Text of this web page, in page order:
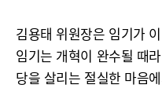
김용태 위원장은 임기가
임기는 개혁이 완수될 때
당을 살리는 절실한 마음